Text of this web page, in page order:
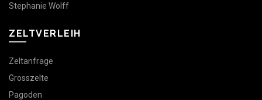
Stephanie Wolff
ZELTVERLEIH
Zeltanfrage
Grosszelte
Pagoden